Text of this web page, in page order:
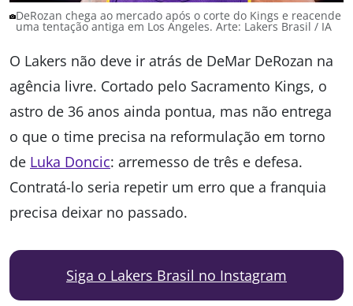
DeRozan chega ao mercado após o corte do Kings e reacende
uma tentação antiga em Los Angeles. Arte: Lakers Brasil / IA
O Lakers não deve ir atrás de DeMar DeRozan na
agência livre. Cortado pelo Sacramento Kings, o
astro de 36 anos ainda pontua, mas não entrega
o que o time precisa na reformulação em torno
de Luka Doncic: arremesso de três e defesa.
Contratá-lo seria repetir um erro que a franquia
precisa deixar no passado.
Siga o Lakers Brasil no Instagram